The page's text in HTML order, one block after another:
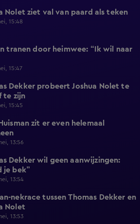
Nolet ziet val van paard als teken
15:48
tranen door heimwee: “Ik wil naar
15:47
Dekker probeert Joshua Nolet te
te zijn
15:45
zit er even helemaal
13:56
Dekker wil geen aanwijzingen:
je bek”
13:54
nekrace tussen Thomas Dekker en
Nolet
13:53